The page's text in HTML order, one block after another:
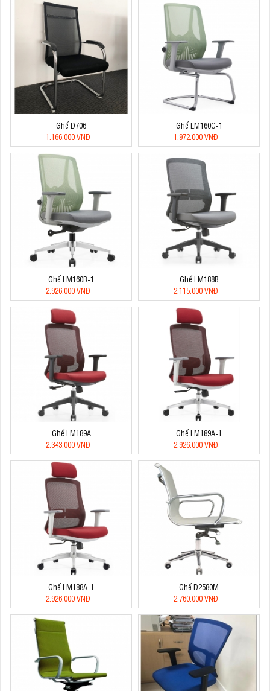
Ghế D706
1.166.000 VNĐ
Ghế LM160C-1
1.972.000 VNĐ
Ghế LM160B-1
2.926.000 VNĐ
Ghế LM188B
2.115.000 VNĐ
Ghế LM189A
2.343.000 VNĐ
Ghế LM189A-1
2.926.000 VNĐ
Ghế LM188A-1
2.926.000 VNĐ
Ghế D2580M
2.760.000 VNĐ